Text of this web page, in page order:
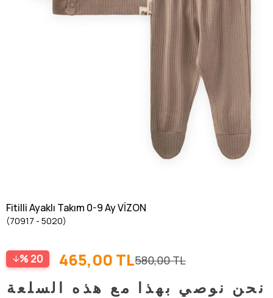
Fitilli Ayaklı Takım 0-9 Ay VİZON
(70917 - 5020)
20 580,00 TL
465,00 TL
نحن نوصي بهذا مع هذه السلعة